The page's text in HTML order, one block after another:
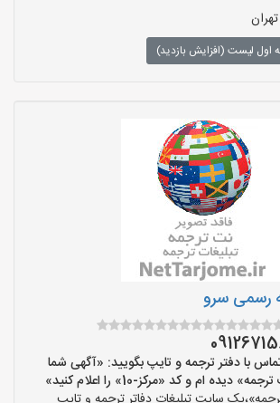
اول لیست (افزایش بازدید)
رسمی سرو
با دفتر ترجمه و تایپ بگویید: «آگهی شما
ام و کد «مرکز-10» را اعلام کنید»